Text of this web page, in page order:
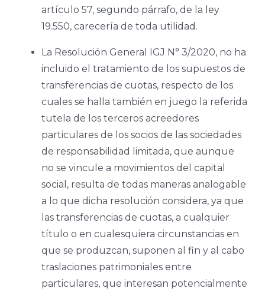
artículo 57, segundo párrafo, de la ley
19.550, carecería de toda utilidad.
La Resolución General IGJ N° 3/2020, no ha
incluido el tratamiento de los supuestos de
transferencias de cuotas, respecto de los
cuales se halla también en juego la referida
tutela de los terceros acreedores
particulares de los socios de las sociedades
de responsabilidad limitada, que aunque
no se vincule a movimientos del capital
social, resulta de todas maneras analogable
a lo que dicha resolución considera, ya que
las transferencias de cuotas, a cualquier
título o en cualesquiera circunstancias en
que se produzcan, suponen al fin y al cabo
traslaciones patrimoniales entre
particulares, que interesan potencialmente